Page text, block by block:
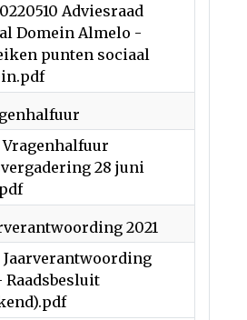
Adviesraad
Domein Almelo -
punten sociaal
Vragenhalfuur
28 juni
2021
Jaarverantwoording
Raadsbesluit